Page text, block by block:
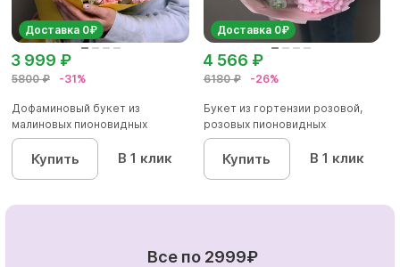
Доставка 0₽
5800 ₽ -31%
3 999 ₽
Дофаминовый букет из
малиновых пионовидных
кустовых роз...
Купить В 1 клик
Доставка 0₽
6180 ₽ -26%
4 566 ₽
Букет из гортензии розовой,
розовых пионовидных
кустовы...
Купить В 1 клик
Все по 2999₽